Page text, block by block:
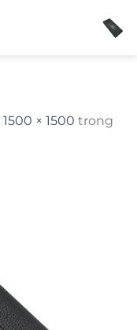
1500 × 1500 trong